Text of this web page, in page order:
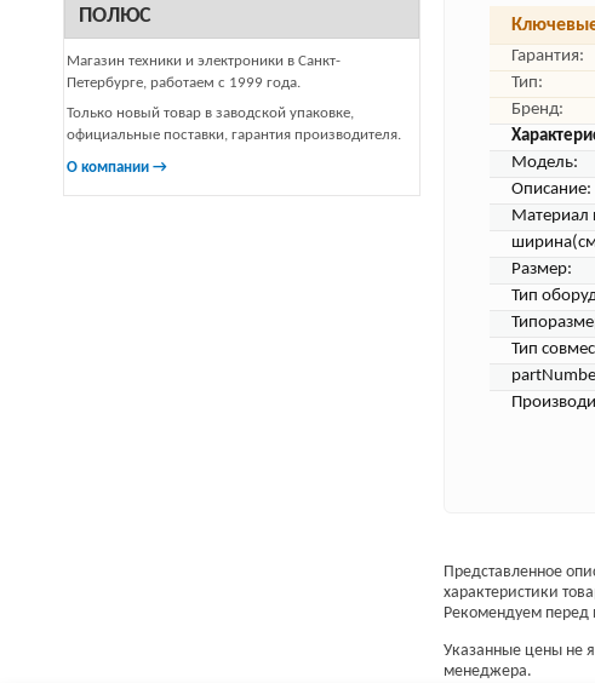
ПОЛЮС
Магазин техники и электроники в Санкт-
Петербурге, работаем с 1999 года.
Только новый товар в заводской упаковке,
официальные поставки, гарантия производителя.
О компании →
Гарантия:
Тип:
Бренд:
Модель:
Описание:
Материал
Размер:
Тип
Тип
Представленное
характеристики
Рекомендуем перед
Указанные цены не
менеджера.